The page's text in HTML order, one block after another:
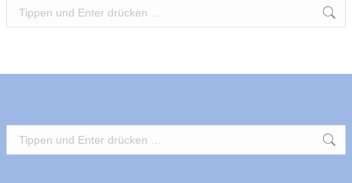
Search:
Search: